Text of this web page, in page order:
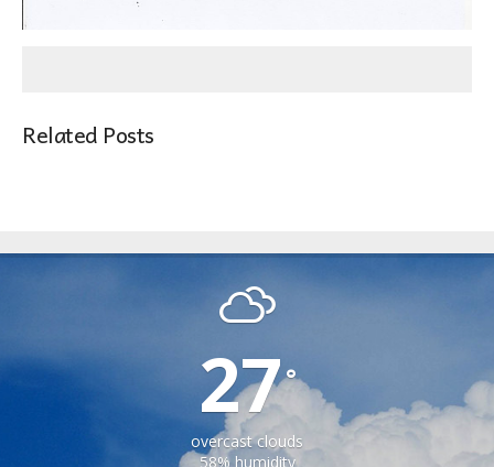
Related Posts
27°
overcast clouds
58% humidity